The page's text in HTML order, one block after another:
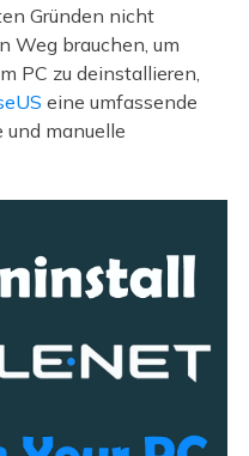
Gründen nicht
Weg brauchen, um
PC zu deinstallieren,
eine umfassende
manuelle